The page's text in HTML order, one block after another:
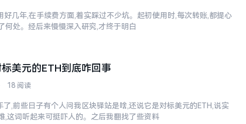
几年,在手续费方面,着实踩过不少坑。起初使用时,每次转账,都提心
何处。经后来慢慢深入研究,才终于明白
美元的ETH到底咋回事
18 阅读
,前些日子有个人问我区块驿站是啥,还说它是对标美元的ETH,说实
,这词听起来可挺吓人的。之后我翻找了些资料